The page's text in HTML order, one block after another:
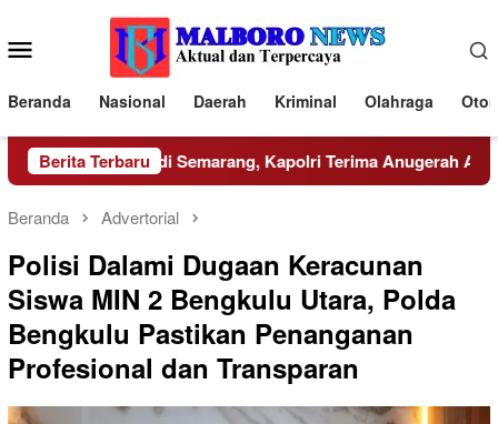
konten
Menu
Mobile
Beranda Nasional Daerah Kriminal Olahraga
Berita Terbaru
Dibuka di Semarang, Kapolri Terima Anugerah Anggota
Beranda Advertorial
Polisi Dalami Dugaan Keracunan
Siswa MIN 2 Bengkulu Utara, Polda
Bengkulu Pastikan Penanganan
Profesional dan Transparan